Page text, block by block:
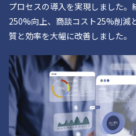
プロセスの導入を実現しました。
250%向上、商談コスト25%削減
質と効率を大幅に改善しました。